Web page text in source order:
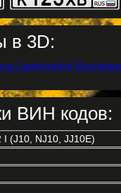
в 3D:
ВИН кодов:
I (J10, NJ10, JJ10E)